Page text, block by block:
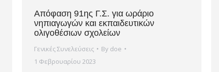
Απόφαση 91ης Γ.Σ. για ωράριο
νηπιαγωγών και εκπαιδευτικών
ολιγοθέσιων σχολείων
Γενικές Συνελεύσεις By doe
1 Φεβρουαρίου 2023